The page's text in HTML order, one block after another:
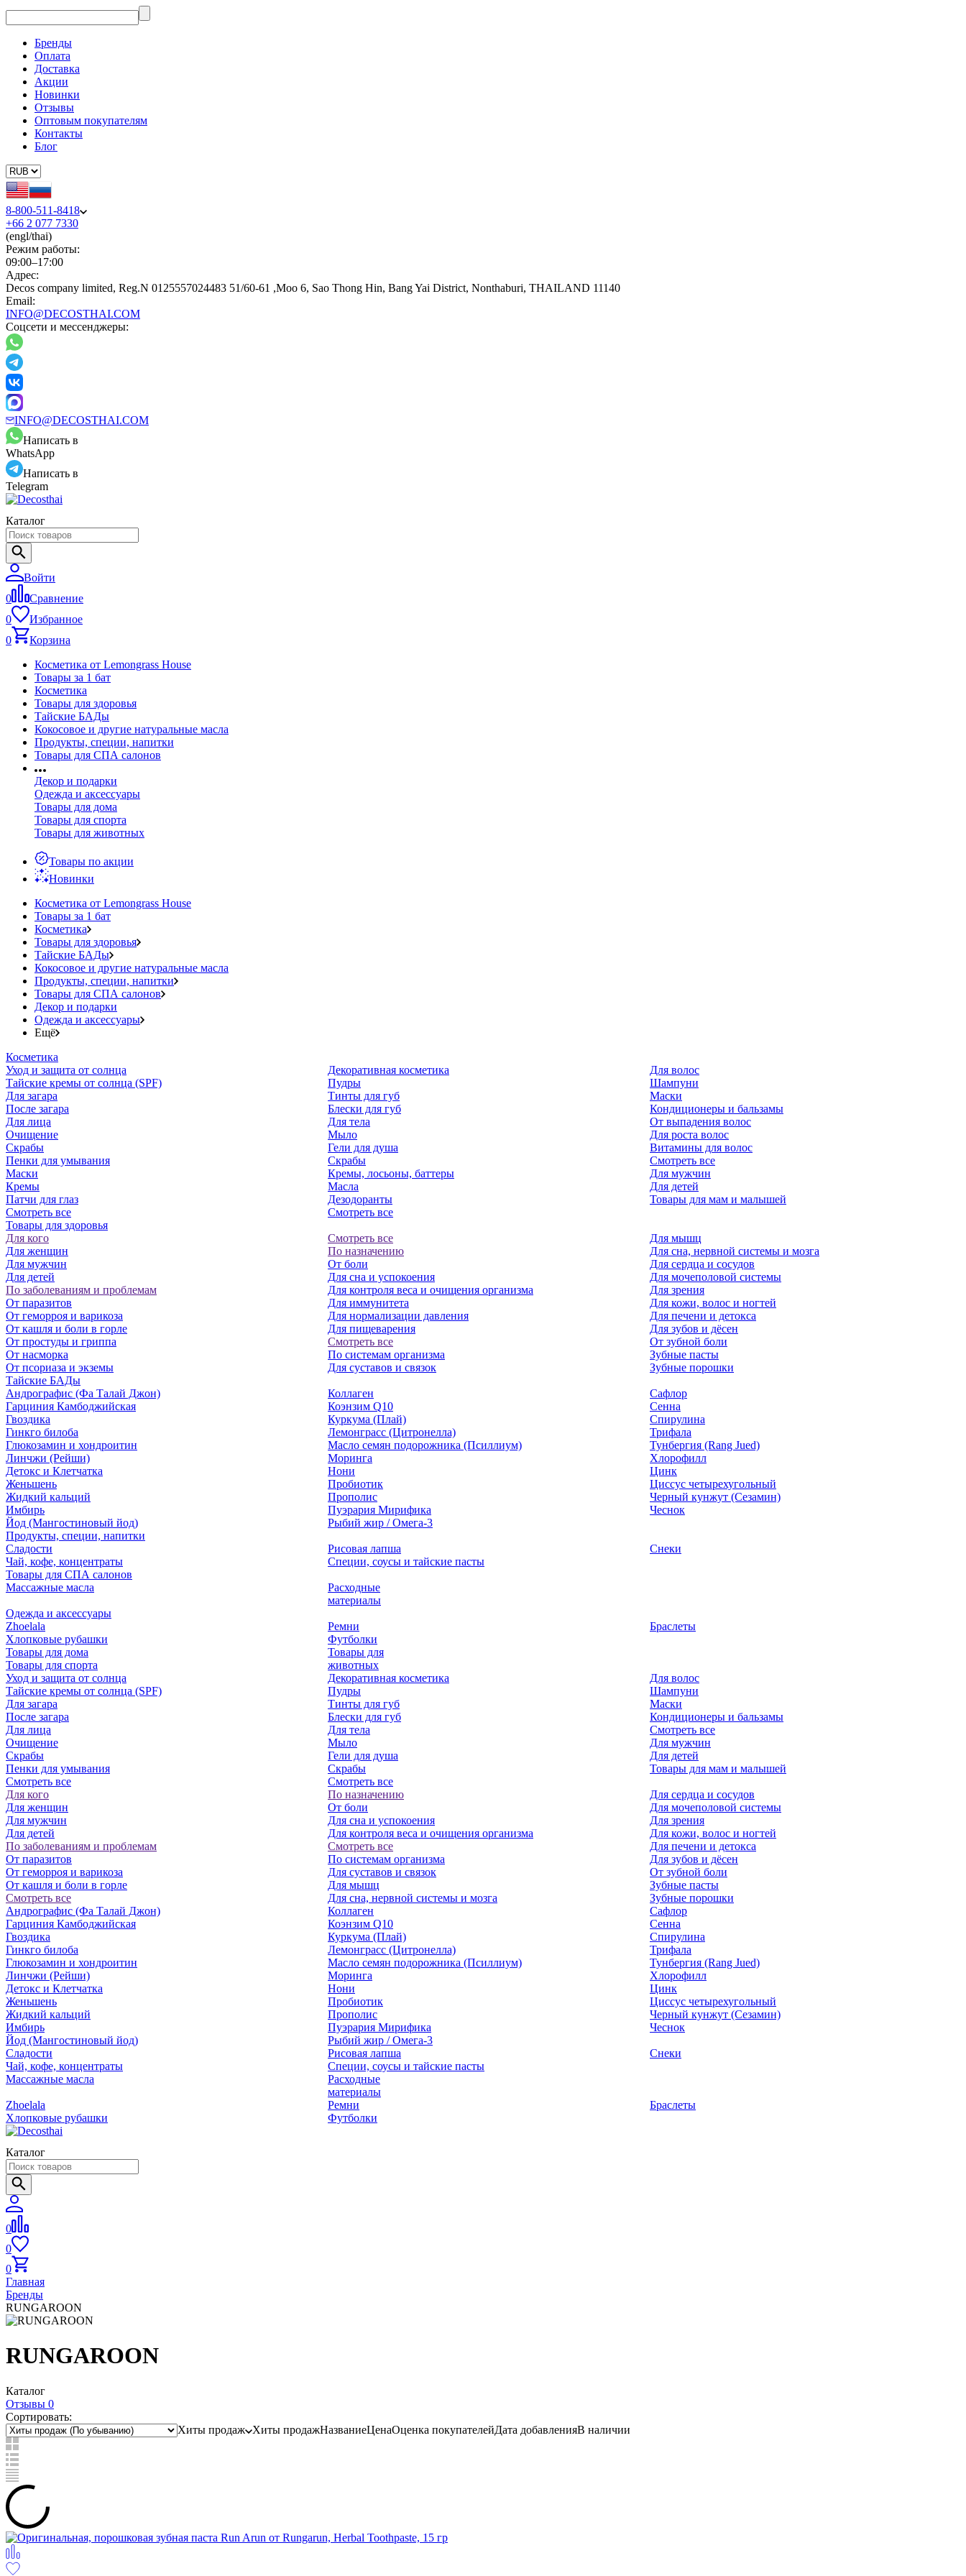
Бренды
Оплата
Доставка
Акции
Новинки
Отзывы
Оптовым покупателям
Контакты
Блог
8-800-511-8418
+66 2 077 7330
(engl/thai)
Режим работы:
09:00–17:00
Адрес:
Decos company limited, Reg.N 0125557024483 51/60-61 ,Moo 6, Sao Thong Hin, Bang Yai District, Nonthaburi, THAILAND 11140
Email:
INFO@DECOSTHAI.COM
Соцсети и мессенджеры:
INFO@DECOSTHAI.COM
Написать в
WhatsApp
Написать в
Telegram
Каталог
Войти
0
Сравнение
0
Избранное
0
Корзина
Косметика от Lemongrass House
Товары за 1 бат
Косметика
Товары для здоровья
Тайские БАДы
Кокосовое и другие натуральные масла
Продукты, специи, напитки
Товары для СПА салонов
Декор и подарки
Одежда и аксессуары
Товары для дома
Товары для спорта
Товары для животных
Товары по акции
Новинки
Косметика от Lemongrass House
Товары за 1 бат
Косметика
Товары для здоровья
Тайские БАДы
Кокосовое и другие натуральные масла
Продукты, специи, напитки
Товары для СПА салонов
Декор и подарки
Одежда и аксессуары
Ещё
Косметика
Уход и защита от солнца
Тайские кремы от солнца (SPF)
Для загара
После загара
Для лица
Очищение
Скрабы
Пенки для умывания
Маски
Кремы
Патчи для глаз
Смотреть все
Декоративная косметика
Пудры
Тинты для губ
Блески для губ
Для тела
Мыло
Гели для душа
Скрабы
Кремы, лосьоны, баттеры
Масла
Дезодоранты
Смотреть все
Для волос
Шампуни
Маски
Кондиционеры и бальзамы
От выпадения волос
Для роста волос
Витамины для волос
Смотреть все
Для мужчин
Для детей
Товары для мам и малышей
Товары для здоровья
Для кого
Для женщин
Для мужчин
Для детей
По заболеваниям и проблемам
От паразитов
Oт геморроя и варикоза
От кашля и боли в горле
От простуды и гриппа
От насморка
Oт псориаза и экземы
Смотреть все
По назначению
От боли
Для сна и успокоения
Для контроля веса и очищения организма
Для иммунитета
Для нормализации давления
Для пищеварения
Смотреть все
По системам организма
Для суставов и связок
Для мышц
Для сна, нервной системы и мозга
Для сердца и сосудов
Для мочеполовой системы
Для зрения
Для кожи, волос и ногтей
Для печени и детокса
Для зубов и дёсен
От зубной боли
Зубные пасты
Зубные порошки
Тайские БАДы
Андрографис (Фа Талай Джон)
Гарциния Камбоджийская
Гвоздика
Гинкго билоба
Глюкозамин и хондроитин
Линчжи (Рейши)
Детокс и Клетчатка
Женьшень
Жидкий кальций
Имбирь
Йод (Мангостиновый йод)
Коллаген
Коэнзим Q10
Куркума (Плай)
Лемонграсс (Цитронелла)
Масло семян подорожника (Псиллиум)
Моринга
Нони
Пробиотик
Прополис
Пуэрария Мирифика
Рыбий жир / Омега-3
Сафлор
Сенна
Спирулина
Трифала
Тунбергия (Rang Jued)
Хлорофилл
Цинк
Циссус четырехугольный
Черный кунжут (Сезамин)
Чеснок
Продукты, специи, напитки
Сладости
Чай, кофе, концентраты
Рисовая лапша
Специи, соусы и тайские пасты
Снеки
Товары для СПА салонов
Массажные масла
Расходные
материалы
Одежда и аксессуары
Zhoelala
Хлопковые рубашки
Ремни
Футболки
Браслеты
Товары для дома
Товары для спорта
Товары для
животных
Уход и защита от солнца
Тайские кремы от солнца (SPF)
Для загара
После загара
Для лица
Очищение
Скрабы
Пенки для умывания
Смотреть все
Декоративная косметика
Пудры
Тинты для губ
Блески для губ
Для тела
Мыло
Гели для душа
Скрабы
Смотреть все
Для волос
Шампуни
Маски
Кондиционеры и бальзамы
Смотреть все
Для мужчин
Для детей
Товары для мам и малышей
Для кого
Для женщин
Для мужчин
Для детей
По заболеваниям и проблемам
От паразитов
Oт геморроя и варикоза
От кашля и боли в горле
Смотреть все
По назначению
От боли
Для сна и успокоения
Для контроля веса и очищения организма
Смотреть все
По системам организма
Для суставов и связок
Для мышц
Для сна, нервной системы и мозга
Для сердца и сосудов
Для мочеполовой системы
Для зрения
Для кожи, волос и ногтей
Для печени и детокса
Для зубов и дёсен
От зубной боли
Зубные пасты
Зубные порошки
Андрографис (Фа Талай Джон)
Гарциния Камбоджийская
Гвоздика
Гинкго билоба
Глюкозамин и хондроитин
Линчжи (Рейши)
Детокс и Клетчатка
Женьшень
Жидкий кальций
Имбирь
Йод (Мангостиновый йод)
Коллаген
Коэнзим Q10
Куркума (Плай)
Лемонграсс (Цитронелла)
Масло семян подорожника (Псиллиум)
Моринга
Нони
Пробиотик
Прополис
Пуэрария Мирифика
Рыбий жир / Омега-3
Сафлор
Сенна
Спирулина
Трифала
Тунбергия (Rang Jued)
Хлорофилл
Цинк
Циссус четырехугольный
Черный кунжут (Сезамин)
Чеснок
Сладости
Чай, кофе, концентраты
Рисовая лапша
Специи, соусы и тайские пасты
Снеки
Массажные масла
Расходные
материалы
Zhoelala
Хлопковые рубашки
Ремни
Футболки
Браслеты
Каталог
0
0
0
Главная
Бренды
RUNGAROON
RUNGAROON
Каталог
Отзывы 0
Сортировать:
Хиты продаж
Хиты продажНазваниеЦенаОценка покупателейДата добавленияВ наличии